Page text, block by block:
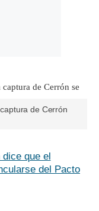
de Cerrón
que el
del Pacto